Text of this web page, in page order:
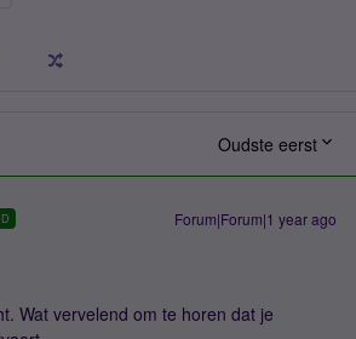
Oudste eerst
Forum|Forum|1 year ago
Wat vervelend om te horen dat je